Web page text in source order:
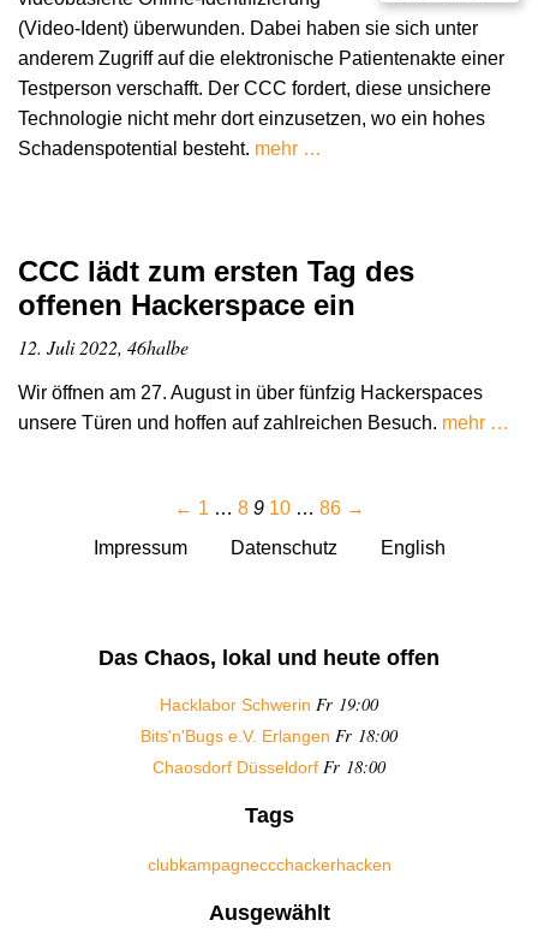
(Video-Ident) überwunden. Dabei haben sie sich unter
anderem Zugriff auf die elektronische Patientenakte einer
Testperson verschafft. Der CCC fordert, diese unsichere
Technologie nicht mehr dort einzusetzen, wo ein hohes
Schadenspotential besteht. mehr …
CCC lädt zum ersten Tag des
offenen Hackerspace ein
12. Juli 2022, 46halbe
Wir öffnen am 27. August in über fünfzig Hackerspaces
unsere Türen und hoffen auf zahlreichen Besuch. mehr …
← 1 … 8 9 10 … 86 →
Impressum
Datenschutz English
Das Chaos, lokal und heute offen
Hacklabor Schwerin Fr 19:00
Bits'n'Bugs e.V. Erlangen Fr 18:00
Chaosdorf Düsseldorf Fr 18:00
Tags
clubkampagneccchackerhacken
Ausgewählt